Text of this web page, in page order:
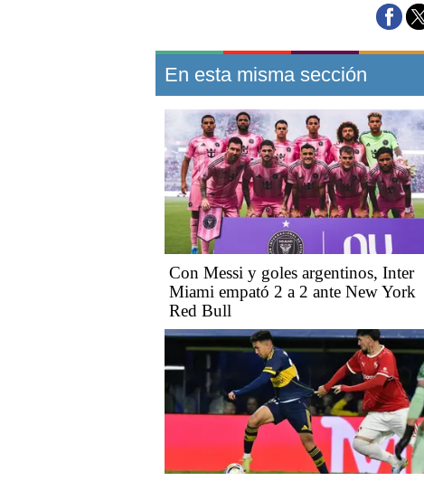
En esta misma sección
Con Messi y goles argentinos, Inter
Miami empató 2 a 2 ante New York
Red Bull